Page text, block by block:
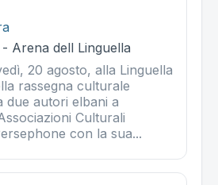
Arena dell Linguella
20 agosto, alla Linguella
rassegna culturale
due autori elbani a
Culturali
con la sua...